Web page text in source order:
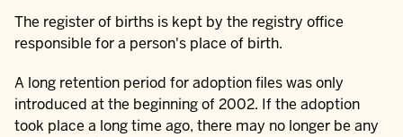
The register of births is kept by the registry office
responsible for a person's place of birth.
A long retention period for adoption files was only
introduced at the beginning of 2002. If the adoption
took place a long time ago, there may no longer be any